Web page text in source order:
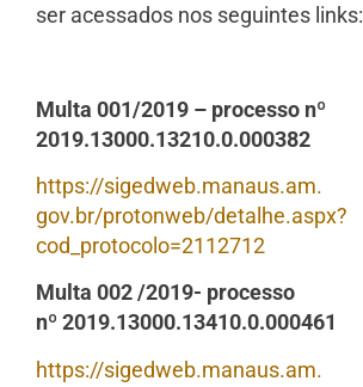
ser acessados nos seguintes links:
Multa 001/2019 – processo nº
2019.13000.13210.0.000382
https://sigedweb.manaus.am.
gov.br/protonweb/detalhe.aspx?
cod_protocolo=2112712
Multa 002 /2019- processo
nº 2019.13000.13410.0.000461
https://sigedweb.manaus.am.